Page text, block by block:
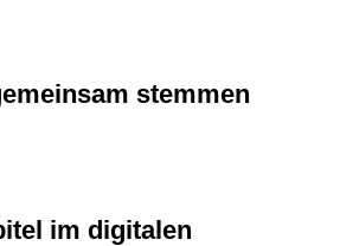
stemmen
im digitalen